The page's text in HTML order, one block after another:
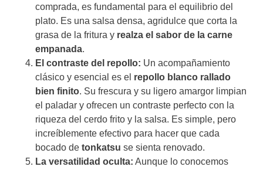
comprada, es fundamental para el equilibrio del
plato. Es una salsa densa, agridulce que corta la
grasa de la fritura y realza el sabor de la carne
empanada.
El contraste del repollo: Un acompañamiento
clásico y esencial es el repollo blanco rallado
bien finito. Su frescura y su ligero amargor limpian
el paladar y ofrecen un contraste perfecto con la
riqueza del cerdo frito y la salsa. Es simple, pero
increíblemente efectivo para hacer que cada
bocado de tonkatsu se sienta renovado.
La versatilidad oculta: Aunque lo conocemos